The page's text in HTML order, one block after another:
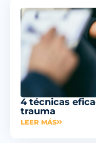
4 técnicas
trauma
LEER MÁS